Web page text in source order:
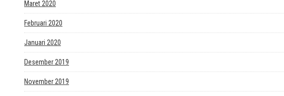
Maret 2020
Februari 2020
Januari 2020
Desember 2019
November 2019